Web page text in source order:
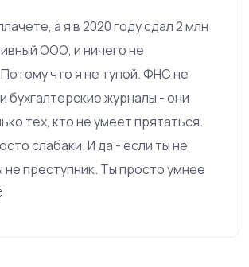
а я в 2020 году сдал 2 млн
ООО, и ничего не
что я не тупой. ФНС не
бухгалтерские журналы - они
тех, кто не умеет прятаться.
слабаки. И да - если ты не
не преступник. Ты просто умнее